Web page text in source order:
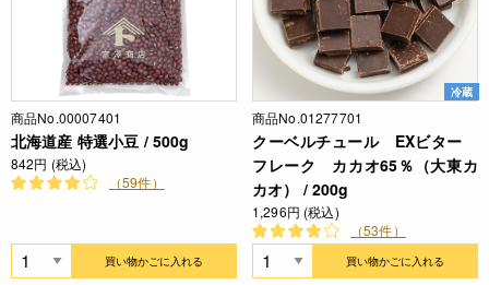
商品No.00007401
北海道産 特選小豆 / 500g
842円 (税込)
（59件）
買い物かごに入れる
冷蔵
商品No.01277701
クーベルチュール EXビター
フレーク カカオ65％（大東カ
カオ） / 200g
1,296円 (税込)
（53件）
買い物かごに入れる